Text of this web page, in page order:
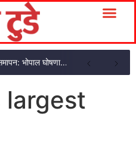
14 देशों की मौजूदगी में ब्रिक्स बैठक का समापन: भोपाल घोषणा पत्र अपनाया
largest